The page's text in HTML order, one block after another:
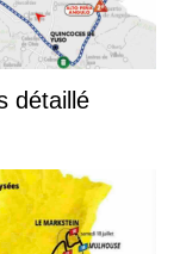
détaillé